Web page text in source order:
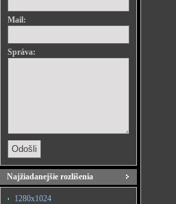
Mail:
Správa:
Najžiadanejšie rozlíšenia
1280x1024